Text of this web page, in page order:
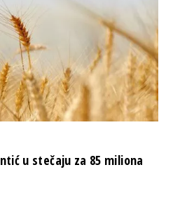
u stečaju za 85 miliona